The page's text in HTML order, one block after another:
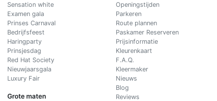
Sensation white
Examen gala
Prinses Carnaval
Bedrijfsfeest
Haringparty
Prinsjesdag
Red Hat Society
Nieuwjaarsgala
Luxury Fair
Grote maten
Openingstijden
Parkeren
Route plannen
Paskamer Reserveren
Prijsinformatie
Kleurenkaart
F.A.Q.
Kleermaker
Nieuws
Blog
Reviews